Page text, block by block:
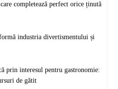
completează perfect orice ținută
industria divertismentului și
prin interesul pentru gastronomie:
de gătit